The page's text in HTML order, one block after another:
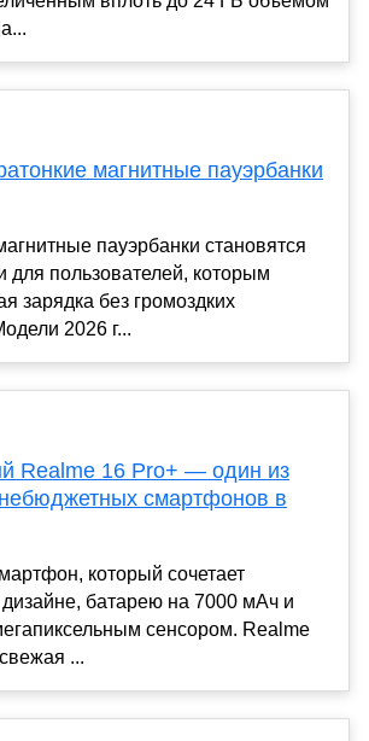
магнитные пауэрбанки
пауэрбанки становятся
пользователей, которым
зарядка без громоздких
2026 г...
Realme 16 Pro+ — один из
смартфонов в
который сочетает
батарею на 7000 мАч и
сенсором. Realme
...